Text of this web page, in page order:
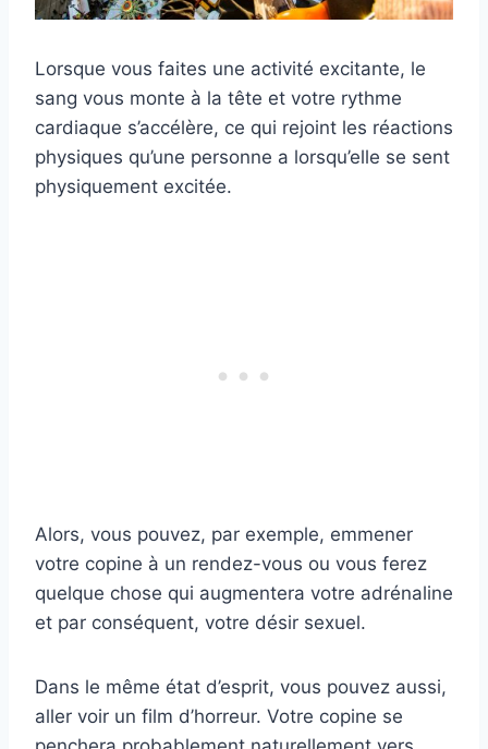
Lorsque vous faites une activité excitante, le
sang vous monte à la tête et votre rythme
cardiaque s’accélère, ce qui rejoint les réactions
physiques qu’une personne a lorsqu’elle se sent
physiquement excitée.
Alors, vous pouvez, par exemple, emmener
votre copine à un rendez-vous ou vous ferez
quelque chose qui augmentera votre adrénaline
et par conséquent, votre désir sexuel.
Dans le même état d’esprit, vous pouvez aussi,
aller voir un film d’horreur. Votre copine se